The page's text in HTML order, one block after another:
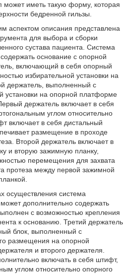
может иметь такую форму, которая
бедренной гильзы.
аспектом описания представлена
для выбора и сборки
сустава пациента. Система
основание с опорной
включающий в себя опорный
избирательной установки на
держатель, выполненный с
установки на опорной платформе
держатель включает в себя
углом относительно
включает в себя дистальный
размещение в проходе
Второй держатель включает в
и вторую зажимную планку,
перемещения для захвата
протеза между первой зажимной
осуществления система
дополнительно содержать
с возможностью крепления
к основанию. Третий держатель
блок, выполненный с
размещения на опорной
и второго держателя.
включать в себя штифт,
углом относительно опорного